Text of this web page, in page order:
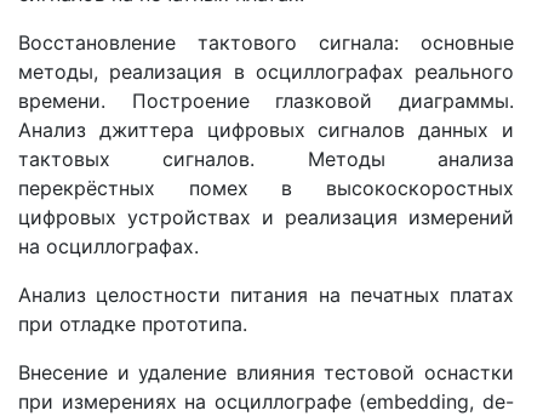
Восстановление тактового сигнала: основные
методы, реализация в осциллографах реального
времени. Построение глазковой диаграммы.
Анализ джиттера цифровых сигналов данных и
тактовых сигналов. Методы анализа
перекрёстных помех в высокоскоростных
цифровых устройствах и реализация измерений
на осциллографах.
Анализ целостности питания на печатных платах
при отладке прототипа.
Внесение и удаление влияния тестовой оснастки
при измерениях на осциллографе (embedding, de-